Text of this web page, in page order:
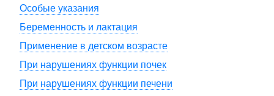
Особые указания
Беременность и лактация
Применение в детском возрасте
При нарушениях функции почек
При нарушениях функции печени